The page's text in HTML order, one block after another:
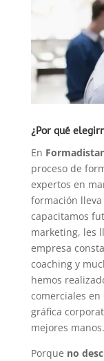
¿Por qué
En
proceso de
expertos en
formación lleva
capacitamos
marketing, les
empresa
coaching y
hemos
comerciales en
gráfica
mejores manos.
Porque no